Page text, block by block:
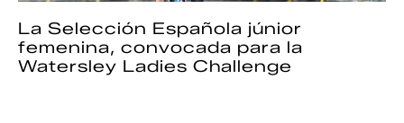
La Selección Española júnior
femenina, convocada para la
Watersley Ladies Challenge